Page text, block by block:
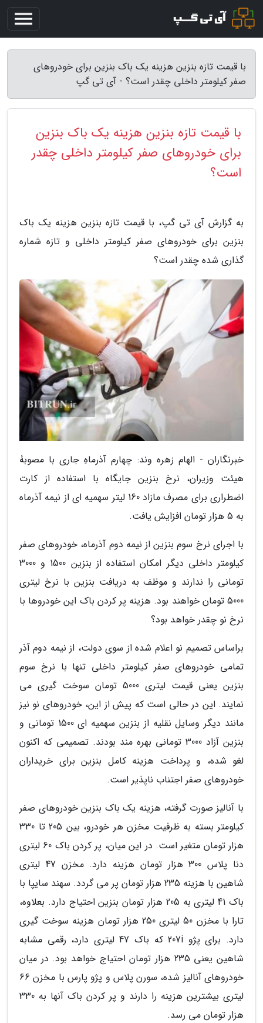
با قیمت تازه بنزین هزینه یک باک بنزین برای خودروهای
صفر کیلومتر داخلی چقدر است؟ - آی تی گپ
با قیمت تازه بنزین هزینه یک باک بنزین
برای خودروهای صفر کیلومتر داخلی چقدر
است؟
به گزارش آی تی گپ، با قیمت تازه بنزین هزینه یک باک
بنزین برای خودروهای صفر کیلومتر داخلی و تازه شماره
گذاری شده چقدر است؟
خبرنگاران - الهام زهره وند: چهارم آذرماهِ جاری با مصوبۀ
هیئت وزیران، نرخ بنزین جایگاه با استفاده از کارت
اضطراری برای مصرف مازاد 160 لیتر سهمیه ای از نیمه آذرماه
به 5 هزار تومان افزایش یافت.
با اجرای نرخ سوم بنزین از نیمه دوم آذرماه، خودروهای صفر
کیلومتر داخلی دیگر امکان استفاده از بنزین 1500 و 3000
تومانی را ندارند و موظف به دریافت بنزین با نرخ لیتری
5000 تومان خواهند بود. هزینه پر کردن باک این خودروها با
نرخ نو چقدر خواهد بود؟
براساس تصمیم نو اعلام شده از سوی دولت، از نیمه دوم آذر
تمامی خودروهای صفر کیلومتر داخلی تنها با نرخ سوم
بنزین یعنی قیمت لیتری 5000 تومان سوخت گیری می
نمایند. این در حالی است که پیش از این، خودروهای نو نیز
مانند دیگر وسایل نقلیه از بنزین سهمیه ای 1500 تومانی و
بنزین آزاد 3000 تومانی بهره مند بودند. تصمیمی که اکنون
لغو شده، و پرداخت هزینه کامل بنزین برای خریداران
خودروهای صفر اجتناب ناپذیر است.
با آنالیز صورت گرفته، هزینه یک باک بنزین خودروهای صفر
کیلومتر بسته به ظرفیت مخزن هر خودرو، بین 205 تا 330
هزار تومان متغیر است. در این میان، پر کردن باک 60 لیتری
دنا پلاس 300 هزار تومان هزینه دارد. مخزن 47 لیتری
شاهین با هزینه 235 هزار تومان پر می گردد. سهند سایپا با
باک 41 لیتری به 205 هزار تومان بنزین احتیاج دارد. بعلاوه،
تارا با مخزن 50 لیتری 250 هزار تومان هزینه سوخت گیری
دارد. برای پژو 207i که باک 47 لیتری دارد، رقمی مشابه
شاهین یعنی 235 هزار تومان احتیاج خواهد بود. در میان
خودروهای آنالیز شده، سورن پلاس و پژو پارس با مخزن 66
لیتری بیشترین هزینه را دارند و پر کردن باک آنها به 330
هزار تومان می رسد.